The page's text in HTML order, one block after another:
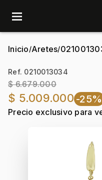
menu
Inicio/Aretes/
Ref. 0210013034
$ 6.679.000
$ 5.009.000 -25%
Precio exclusivo para